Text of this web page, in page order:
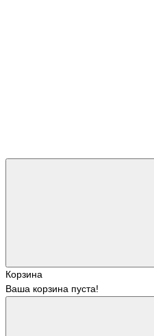
Корзина
Ваша корзина пуста!